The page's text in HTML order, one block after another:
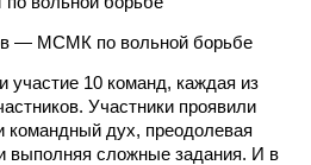
— МСМК по вольной борьбе
участие 10 команд, каждая из
Участники проявили
командный дух, преодолевая
выполняя сложные задания. И в